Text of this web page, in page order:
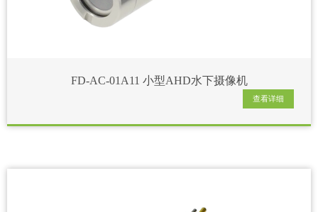
FD-AC-01A11 小型AHD水下摄像机
查看详细